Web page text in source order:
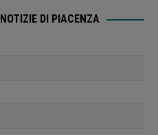
DI PIACENZA